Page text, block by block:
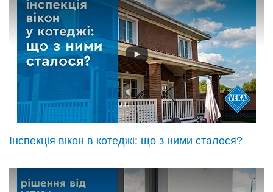
Інспекція вікон в котеджі: що з ними сталося?